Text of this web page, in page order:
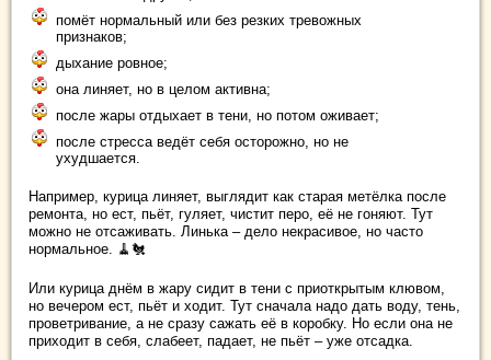
помёт нормальный или без резких тревожных
признаков;
дыхание ровное;
она линяет, но в целом активна;
после жары отдыхает в тени, но потом оживает;
после стресса ведёт себя осторожно, но не
ухудшается.
Например, курица линяет, выглядит как старая метёлка после
ремонта, но ест, пьёт, гуляет, чистит перо, её не гоняют. Тут
можно не отсаживать. Линька – дело некрасивое, но часто
нормальное. 🧹🐔
Или курица днём в жару сидит в тени с приоткрытым клювом,
но вечером ест, пьёт и ходит. Тут сначала надо дать воду, тень,
проветривание, а не сразу сажать её в коробку. Но если она не
приходит в себя, слабеет, падает, не пьёт – уже отсадка.